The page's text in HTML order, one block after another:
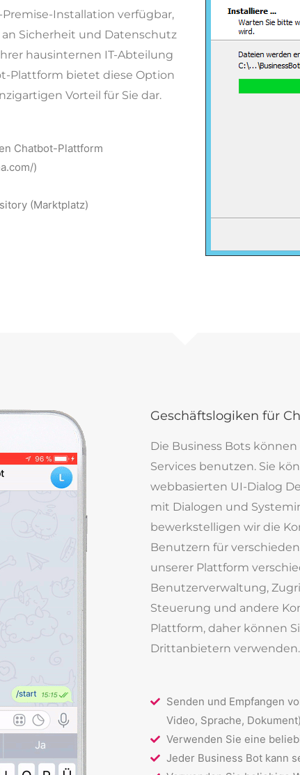
Installation verfügbar,
Sicherheit und Datenschutz
hausinternen IT-Abteilung
Plattform bietet diese Option
Vorteil für Sie dar.
Chatbot-Plattform
)
(Marktplatz)
Geschäftslogiken für
Die Business Bots
Services benutzen. Sie
webbasierten UI-Dialog
mit Dialogen und
bewerkstelligen wir die
Benutzern für
unserer Plattform
Benutzerverwaltung,
Steuerung und andere
Plattform, daher können
Drittanbietern verwenden.
Senden und Empfangen
Video, Sprache, Dokument)
Verwenden Sie eine
Jeder Business Bot kann